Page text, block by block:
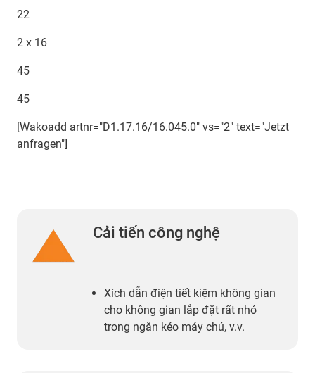
22
2 x 16
45
45
[Wakoadd artnr="D1.17.16/16.045.0" vs="2" text="Jetzt
anfragen"]
Cải tiến công nghệ
Xích dẫn điện tiết kiệm không gian
cho không gian lắp đặt rất nhỏ
trong ngăn kéo máy chủ, v.v.